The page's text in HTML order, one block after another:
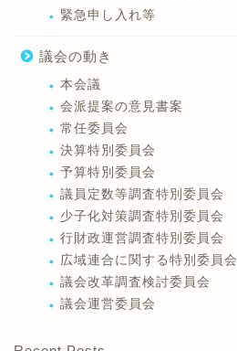
緊急申し入れ等
議会の動き
本会議
会派提案の意見書案
常任委員会
決算特別委員会
予算特別委員会
議員定数等調査特別委員会
少子化対策調査特別委員会
行財政運営調査特別委員会
広域連合に関する特別委員会
議会改革調査検討委員会
議会運営委員会